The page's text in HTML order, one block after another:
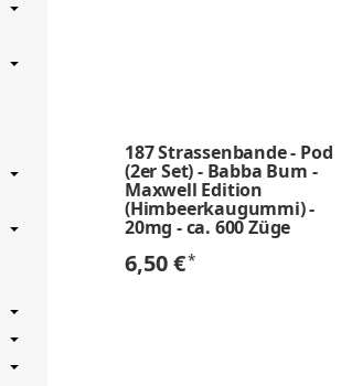
187 Strassenbande - Pod
(2er Set) - Babba Bum -
Maxwell Edition
(Himbeerkaugummi) -
20mg - ca. 600 Züge
6,50 €*